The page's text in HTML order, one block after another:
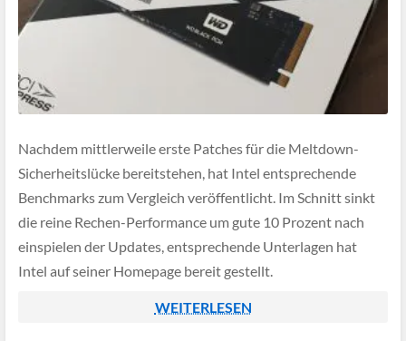
Nachdem mittlerweile erste Patches für die Meltdown-
Sicherheitslücke bereitstehen, hat Intel entsprechende
Benchmarks zum Vergleich veröffentlicht. Im Schnitt sinkt
die reine Rechen-Performance um gute 10 Prozent nach
einspielen der Updates, entsprechende Unterlagen hat
Intel auf seiner Homepage bereit gestellt.
WEITERLESEN